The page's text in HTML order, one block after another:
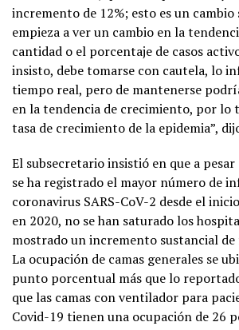
incremento de 12%; esto es un cambio
empieza a ver un cambio en la
cantidad o el porcentaje de casos
insisto, debe tomarse con cautela, lo
tiempo real, pero de mantenerse
en la tendencia de crecimiento, por lo
tasa de crecimiento de la epidemia”,
El subsecretario insistió en que a pesar
se ha registrado el mayor número de
coronavirus SARS-CoV-2 desde el
en 2020, no se han saturado los
mostrado un incremento sustancial
La ocupación de camas generales se
punto porcentual más que lo
que las camas con ventilador para
Covid-19 tienen una ocupación de 26